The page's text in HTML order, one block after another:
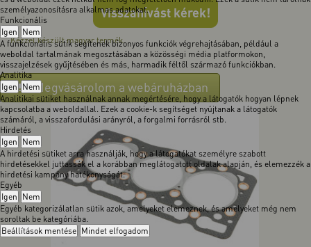
személyazonosításra alkalmas adatokat.
Funkcionális
Igen Nem
A funkcionális sütik segítenek bizonyos funkciók végrehajtásában, például a
weboldal tartalmának megosztásában a közösségi média platformokon,
visszajelzések gyűjtésében és más, harmadik féltől származó funkciókban.
Analitika
Igen Nem
Analitikai sütiket használnak annak megértésére, hogy a látogatók hogyan lépnek
kapcsolatba a weboldallal. Ezek a cookie-k segítséget nyújtanak a látogatók
számáról, a visszafordulási arányról, a forgalmi forrásról stb.
Hirdetés
Igen Nem
A hirdetési sütiket arra használják, hogy a látogatókat személyre szabott
hirdetésekkel juttassák el a korábban meglátogatott oldalak alapján, és elemezzék a
hirdetési kampány hatékonyságát.
Egyéb
Igen Nem
Egyéb kategorizálatlan sütik azok, amelyeket elemeznek, és amelyeket még nem
soroltak be kategóriába.
Beállítások mentése Mindet elfogadom
Visszahívást kérek!
Kézzel készült magyar termék.
Megvásárolom a webáruházban